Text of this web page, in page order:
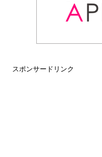
スポンサードリンク